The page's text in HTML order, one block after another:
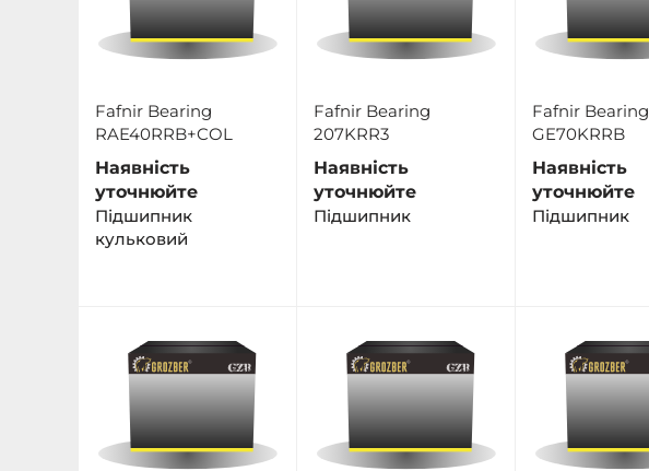
Fafnir Bearing
RAE40RRB+COL
Наявність
уточнюйте
Підшипник
кульковий
Fafnir Bearing
207KRR3
Наявність
уточнюйте
Пiдшипник
Fafnir Bearing
GE70KRRB
Наявність
уточнюйте
Підшипник